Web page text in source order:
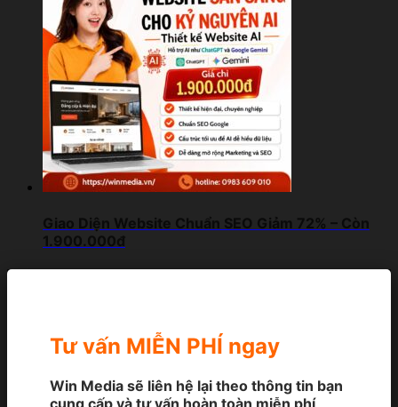
Giao Diện Website Chuẩn SEO Giảm 72% – Còn
1.900.000đ
Tư vấn MIỄN PHÍ ngay
Win Media sẽ liên hệ lại theo thông tin bạn